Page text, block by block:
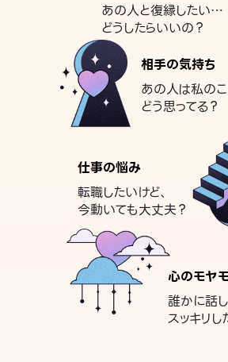
あの人と復縁したい…
どうしたらいいの？
相手の気持ち
あの人は私の
どう思ってる？
仕事の悩み
転職したいけど、
今動いても大丈夫？
心のモヤ
誰かに話
スッキリし